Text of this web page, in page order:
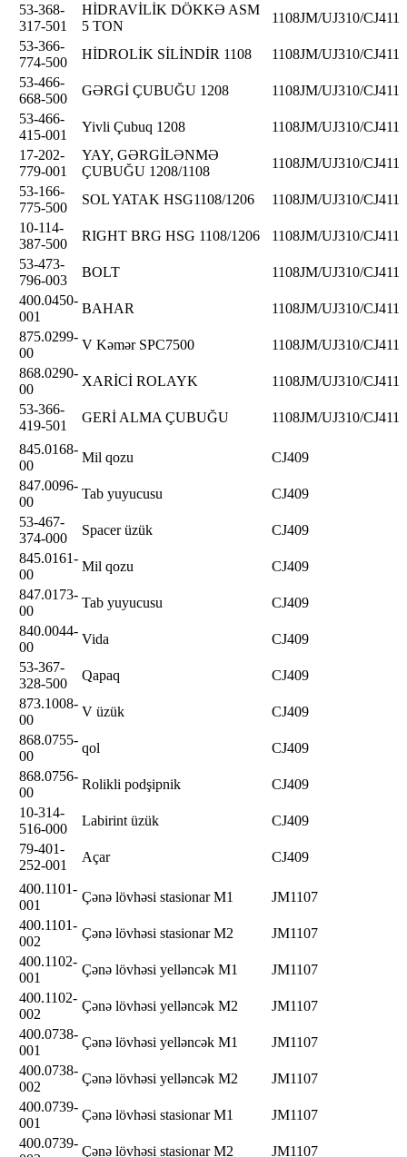
53-368-
317-501
HİDRAVİLİK DÖKKƏ ASM
5 TON
1108JM/UJ310/CJ411
53-366-
774-500
HİDROLİK SİLİNDİR 1108
1108JM/UJ310/CJ411
53-466-
668-500
GƏRGİ ÇUBUĞU 1208
1108JM/UJ310/CJ411
53-466-
415-001
Yivli Çubuq 1208
1108JM/UJ310/CJ411
17-202-
779-001
YAY, GƏRGİLƏNMƏ
ÇUBUĞU 1208/1108
1108JM/UJ310/CJ411
53-166-
775-500
SOL YATAK HSG1108/1206
1108JM/UJ310/CJ411
10-114-
387-500
RIGHT BRG HSG 1108/1206
1108JM/UJ310/CJ411
53-473-
796-003
BOLT
1108JM/UJ310/CJ411
400.0450-
001
BAHAR
1108JM/UJ310/CJ411
875.0299-
00
V Kəmər SPC7500
1108JM/UJ310/CJ411
868.0290-
00
XARİCİ ROLAYK
1108JM/UJ310/CJ411
53-366-
419-501
GERİ ALMA ÇUBUĞU 1108JM/UJ310/CJ411
845.0168-
00
Mil qozu
CJ409
847.0096-
00
Tab yuyucusu
CJ409
53-467-
374-000
Spacer üzük
CJ409
845.0161-
00
Mil qozu
CJ409
847.0173-
00
Tab yuyucusu
CJ409
840.0044-
00
Vida
CJ409
53-367-
328-500
Qapaq
CJ409
873.1008-
00
V üzük
CJ409
868.0755-
00
qol
CJ409
868.0756-
00
Rolikli podşipnik
CJ409
10-314-
516-000
Labirint üzük
CJ409
79-401-
252-001
Açar CJ409
400.1101-
001
Çənə lövhəsi stasionar M1
JM1107
400.1101-
002
Çənə lövhəsi stasionar M2
JM1107
400.1102-
001
Çənə lövhəsi yelləncək M1
JM1107
400.1102-
002
Çənə lövhəsi yelləncək M2
JM1107
400.0738-
001
Çənə lövhəsi yelləncək M1
JM1107
400.0738-
002
Çənə lövhəsi yelləncək M2
JM1107
400.0739-
001
Çənə lövhəsi stasionar M1
JM1107
400.0739-
Çənə lövhəsi stasionar M2 JM1107